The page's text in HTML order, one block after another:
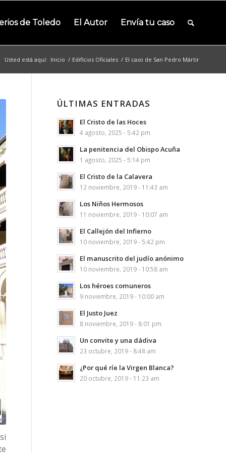
de Toledo El Autor Envía tu caso
Usted está aquí: Inicio / Edificios Oficiales / El caso de San Pedro Mártir
ÚLTIMAS ENTRADAS
El Cristo de las Hoces
4 agosto, 2025 - 5:42 pm
La penitencia del Obispo Acuña
1 agosto, 2025 - 5:14 pm
El Cristo de la Calavera
12 noviembre, 2019 - 11:43 am
Los Niños Hermosos
11 noviembre, 2019 - 10:07 am
El Callejón del Infierno
10 noviembre, 2019 - 5:42 pm
El manuscrito del judío anónimo
10 noviembre, 2019 - 10:58 am
Los héroes comuneros
9 noviembre, 2019 - 10:00 am
El Justo Juez
8 noviembre, 2019 - 8:01 pm
Un convite y una dádiva
23 octubre, 2019 - 8:48 am
¿Por qué ríe la Virgen Blanca?
20 octubre, 2019 - 11:23 am